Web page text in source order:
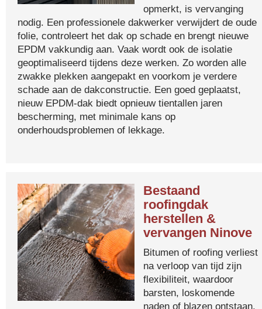
opmerkt, is vervanging
nodig. Een professionele dakwerker verwijdert de oude
folie, controleert het dak op schade en brengt nieuwe
EPDM vakkundig aan. Vaak wordt ook de isolatie
geoptimaliseerd tijdens deze werken. Zo worden alle
zwakke plekken aangepakt en voorkom je verdere
schade aan de dakconstructie. Een goed geplaatst,
nieuw EPDM-dak biedt opnieuw tientallen jaren
bescherming, met minimale kans op
onderhoudsproblemen of lekkage.
Bestaand
roofingdak
herstellen &
vervangen Ninove
Bitumen of roofing verliest
na verloop van tijd zijn
flexibiliteit, waardoor
barsten, loskomende
naden of blazen ontstaan.